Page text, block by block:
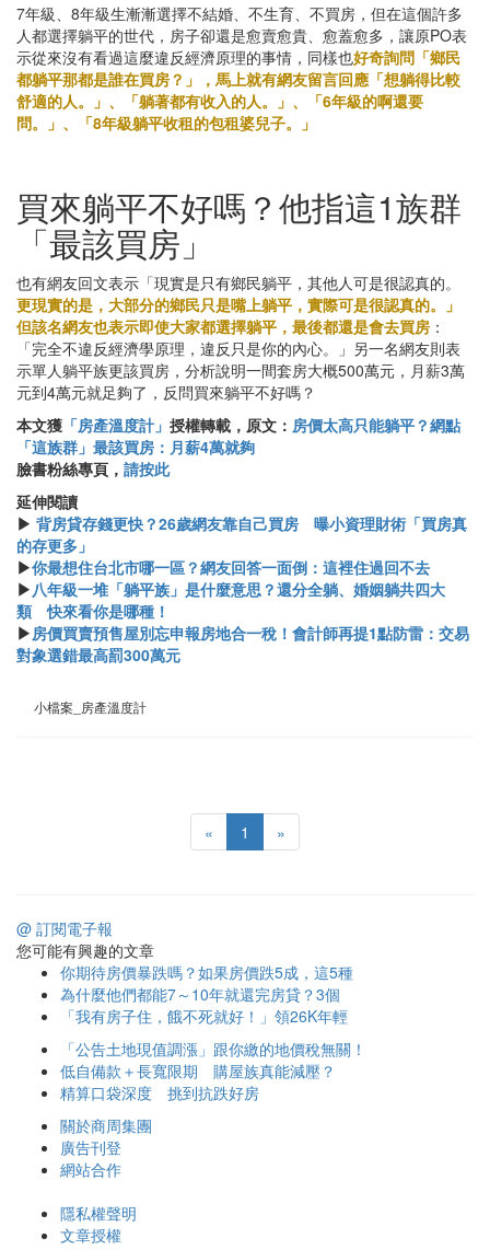
7年級、8年級生漸漸選擇不結婚、不生育、不買房，但在這個許多
人都選擇躺平的世代，房子卻還是愈賣愈貴、愈蓋愈多，讓原PO表
示從來沒有看過這麼違反經濟原理的事情，同樣也好奇詢問「鄉民
都躺平那都是誰在買房？」，馬上就有網友留言回應「想躺得比較
舒適的人。」、「躺著都有收入的人。」、「6年級的啊還要
問。」、「8年級躺平收租的包租婆兒子。」
買來躺平不好嗎？他指這1族群
「最該買房」
也有網友回文表示「現實是只有鄉民躺平，其他人可是很認真的。
更現實的是，大部分的鄉民只是嘴上躺平，實際可是很認真的。」
但該名網友也表示即使大家都選擇躺平，最後都還是會去買房 ：
「完全不違反經濟學原理，違反只是你的內心。」另一名網友則表
示單人躺平族更該買房，分析說明一間套房大概500萬元，月薪3萬
元到4萬元就足夠了，反問買來躺平不好嗎？
本文獲 「房產溫度計」 授權轉載，原文： 房價太高只能躺平？網點
「這族群」最該買房：月薪4萬就夠
臉書粉絲專頁， 請按此
延伸閱讀
▶ 背房貸存錢更快？26歲網友靠自己買房 曝小資理財術「買房真
的存更多」
▶你最想住台北市哪一區？網友回答一面倒：這裡住過回不去
▶ 八年級一堆「躺平族」是什麼意思？還分全躺、婚姻躺共四大
類 快來看你是哪種！
▶ 房價買賣預售屋別忘申報房地合一稅！會計師再提1點防雷：交易
對象選錯最高罰300萬元
小檔案_房產溫度計
« 1 »
@ 訂閱電子報
您可能有興趣的文章
你期待房價暴跌嗎？如果房價跌5成，這5種
為什麼他們都能7～10年就還完房貸？3個
「我有房子住，餓不死就好！」領26K年輕
「公告土地現值調漲」跟你繳的地價稅無關！
低自備款＋長寬限期 購屋族真能減壓？
精算口袋深度 挑到抗跌好房
關於商周集團
廣告刊登
網站合作
隱私權聲明
文章授權